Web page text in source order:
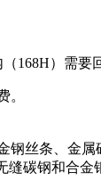
168H）需
。
钢丝条、金
碳钢和合